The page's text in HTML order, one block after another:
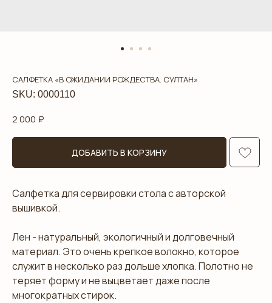
САЛФЕТКА «В ОЖИДАНИИ РОЖДЕСТВА. СУЛТАН»
SKU: 0000110
2 000 ₽
ДОБАВИТЬ В КОРЗИНУ
Салфетка для сервировки стола с авторской
вышивкой.
Лен - натуральный, экологичный и долговечный
материал. Это очень крепкое волокно, которое
служит в несколько раз дольше хлопка. Полотно не
теряет форму и не выцветает даже после
многократных стирок.